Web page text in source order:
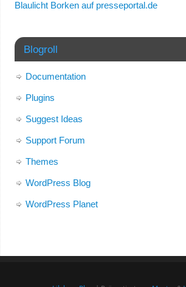
Blaulicht Borken auf presseportal.de
Blogroll
Documentation
Plugins
Suggest Ideas
Support Forum
Themes
WordPress Blog
WordPress Planet